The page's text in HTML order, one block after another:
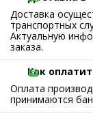
Доставка
транспортных
Актуальную
заказа.
Как
Оплата
принимаются